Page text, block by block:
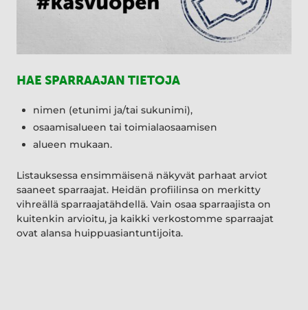
HAE SPARRAAJAN TIETOJA
nimen (etunimi ja/tai sukunimi),
osaamisalueen tai toimialaosaamisen
alueen mukaan.
Listauksessa ensimmäisenä näkyvät parhaat arviot
saaneet sparraajat. Heidän profiilinsa on merkitty
vihreällä sparraajatähdellä. Vain osaa sparraajista on
kuitenkin arvioitu, ja kaikki verkostomme sparraajat
ovat alansa huippuasiantuntijoita.